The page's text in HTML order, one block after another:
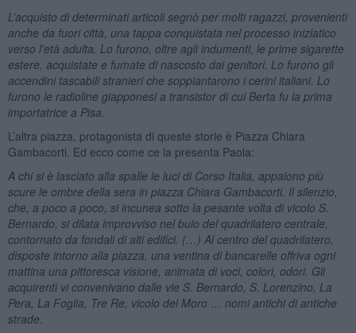
L’acquisto di determinati articoli segnò per molti ragazzi, provenienti
anche da fuori città, una tappa conquistata nel processo iniziatico
verso l’età adulta. Lo furono, oltre agli indumenti, le prime sigarette
estere, acquistate e fumate di nascosto dai genitori. Lo furono gli
accendini tascabili stranieri che soppiantarono i cerini italiani. Lo
furono le radioline giapponesi a transistor di cui Berta fu la prima
importatrice a Pisa.
L’altra piazza, protagonista di queste storie è Piazza Chiara
Gambacorti. Ed ecco come ce la presenta Paola:
A chi si è lasciato alla spalle le luci di Corso Italia, appaiono più
scure le ombre della sera in piazza Chiara Gambacorti. Il silenzio,
che, a poco a poco, si incunea sotto la pesante volta di vicolo S.
Bernardo, si dilata improvviso nel buio del quadrilatero centrale,
contornato da fondali di alti edifici. (…) Al centro del quadrilatero,
disposte intorno alla piazza, una ventina di bancarelle offriva ogni
mattina una pittoresca visione, animata di voci, colori, odori. Gli
acquirenti vi convenivano dalle vie S. Bernardo, S. Lorenzino, La
Pera, La Foglia, Tre Re, vicolo del Moro … nomi antichi di antiche
strade.